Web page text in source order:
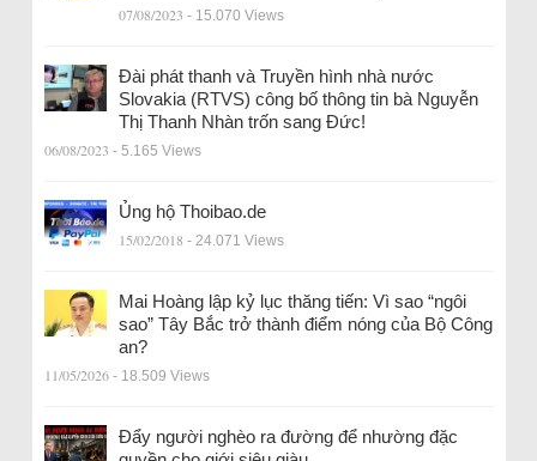
07/08/2023 - 15.070 Views
Đài phát thanh và Truyền hình nhà nước
Slovakia (RTVS) công bố thông tin bà Nguyễn
Thị Thanh Nhàn trốn sang Đức!
06/08/2023 - 5.165 Views
Ủng hộ Thoibao.de
15/02/2018 - 24.071 Views
Mai Hoàng lập kỷ lục thăng tiến: Vì sao “ngôi
sao” Tây Bắc trở thành điểm nóng của Bộ Công
an?
11/05/2026 - 18.509 Views
Đẩy người nghèo ra đường để nhường đặc